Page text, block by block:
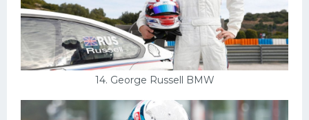
14. George Russell BMW